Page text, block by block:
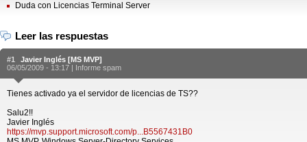
Duda con Licencias Terminal Server
Leer las respuestas
#1
Javier Inglés [MS MVP]
06/05/2009 - 13:17 | Informe spam
Tienes activado ya el servidor de licencias de TS??
Salu2!!
Javier Inglés
https://mvp.support.microsoft.com/p...B5567431B0